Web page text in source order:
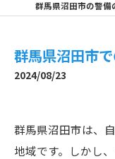
群馬県沼田市
2024/08/23
群馬県沼田市は、
地域です。しかし